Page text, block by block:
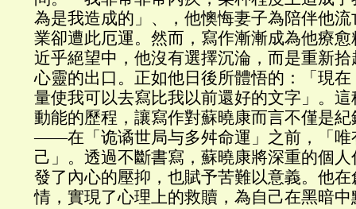
為是我造成的」、，他懊悔妻子為陪伴他
業卻遭此厄運。然而，寫作漸漸成為他療
近乎絕望中，他沒有選擇沉淪，而是重新
心靈的出口。正如他日後所體悟的：「現
量使我可以去寫比我以前還好的文字」。
動能的歷程，讓寫作對蘇曉康而言不僅是
——在「诡谲世局与多舛命運」之前，「唯
己」。透過不斷書寫，蘇曉康將深重的個
發了內心的壓抑，也賦予苦難以意義。他
情，實現了心理上的救贖，為自己在黑暗